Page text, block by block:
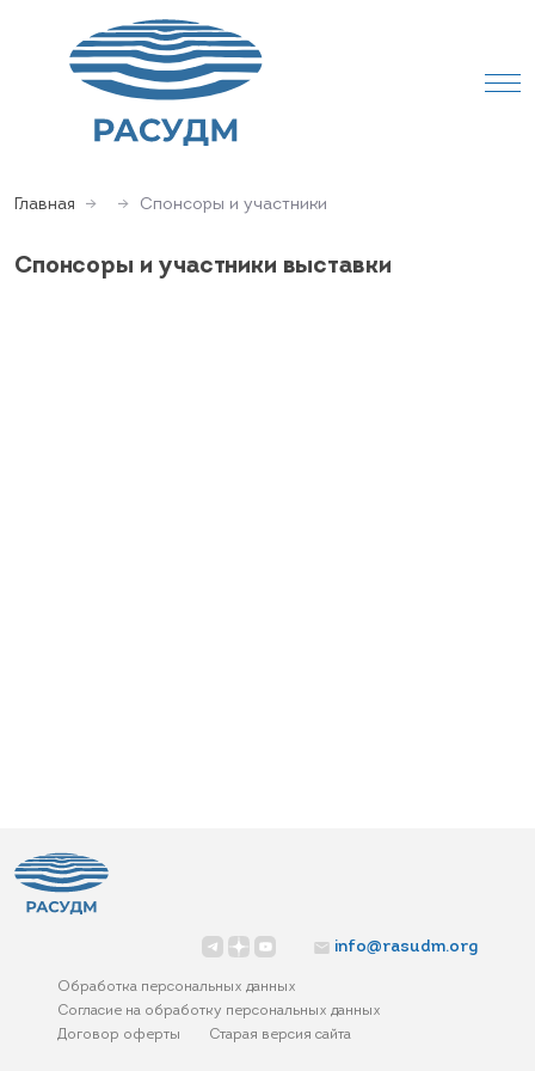
Главная Спонсоры и участники
Спонсоры и участники выставки
info@rasudm.org
Обработка персональных данных
Согласие на обработку персональных данных
Договор оферты
Старая версия сайта